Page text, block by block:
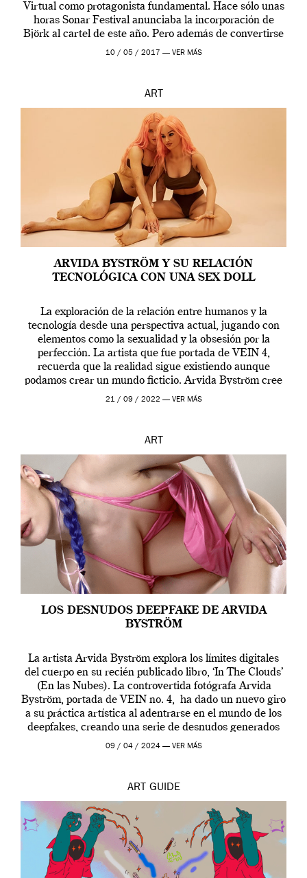
Virtual como protagonista fundamental. Hace sólo unas
horas Sonar Festival anunciaba la incorporación de
Björk al cartel de este año. Pero además de convertirse
en una de las actuaciones más relevantes […]
10 / 05 / 2017 — VER MÁS
ART
ARVIDA BYSTRÖM Y SU RELACIÓN
TECNOLÓGICA CON UNA SEX DOLL
La exploración de la relación entre humanos y la
tecnología desde una perspectiva actual, jugando con
elementos como la sexualidad y la obsesión por la
perfección. La artista que fue portada de VEIN 4,
recuerda que la realidad sigue existiendo aunque
podamos crear un mundo ficticio. Arvida Byström cree
que los humanos tienen un complejo […]
21 / 09 / 2022 — VER MÁS
ART
LOS DESNUDOS DEEPFAKE DE ARVIDA
BYSTRÖM
La artista Arvida Byström explora los límites digitales
del cuerpo en su recién publicado libro, ‘In The Clouds’
(En las Nubes). La controvertida fotógrafa Arvida
Byström, portada de VEIN no. 4, ha dado un nuevo giro
a su práctica artística al adentrarse en el mundo de los
deepfakes, creando una serie de desnudos generados
por […]
09 / 04 / 2024 — VER MÁS
ART GUIDE